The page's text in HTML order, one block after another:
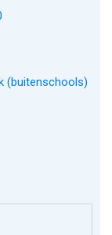
(buitenschools)